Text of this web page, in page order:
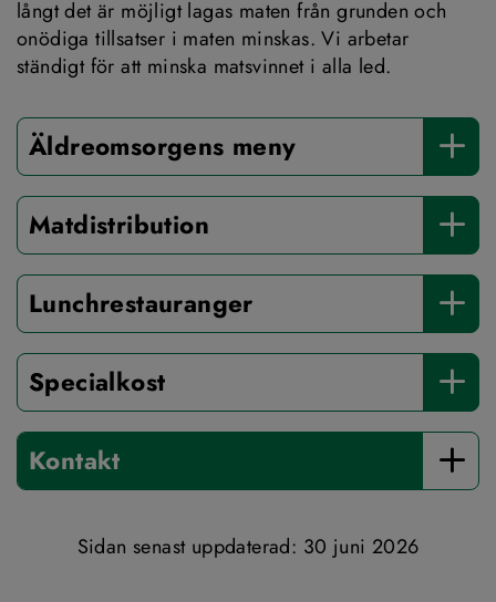
långt det är möjligt lagas maten från grunden och
onödiga tillsatser i maten minskas. Vi arbetar
ständigt för att minska matsvinnet i alla led.
Äldreomsorgens meny
Matdistribution
Lunchrestauranger
Specialkost
Kontakt
Sidan senast uppdaterad: 30 juni 2026